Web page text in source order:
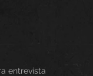
entrevista